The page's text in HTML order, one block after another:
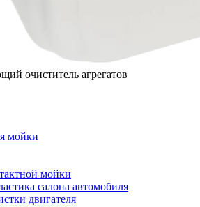
очиститель агрегатов
мойки
мойки
салона автомобиля
двигателя